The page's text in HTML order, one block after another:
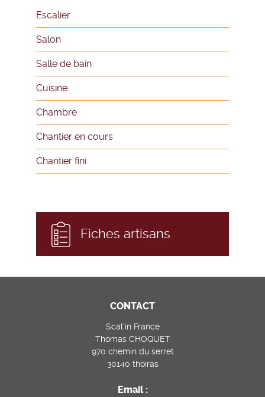
Escalier
Salon
Salle de bain
Cuisine
Chambre
Chantier en cours
Chantier fini
Fiches artisans
CONTACT
Scal’in France
Thomas CHOQUET
970 chemin du serret
30140 thoiras
Email :